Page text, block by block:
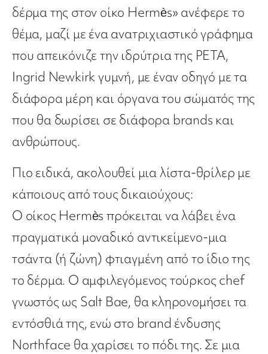
δέρμα της στον οίκο Hermès» ανέφερε το
θέμα, μαζί με ένα ανατριχιαστικό γράφημα
που απεικόνιζε την ιδρύτρια της PETA,
Ingrid Newkirk γυμνή, με έναν οδηγό με τα
διάφορα μέρη και όργανα του σώματός της
που θα δωρίσει σε διάφορα brands και
ανθρώπους.
Πιο ειδικά, ακολουθεί μια λίστα-θρίλερ με
κάποιους από τους δικαιούχους:
Ο οίκος Hermès πρόκειται να λάβει ένα
πραγματικά μοναδικό αντικείμενο-μια
τσάντα (ή ζώνη) φτιαγμένη από το ίδιο της
το δέρμα. Ο αμφιλεγόμενος τούρκος chef
γνωστός ως Salt Bae, θα κληρονομήσει τα
εντόσθιά της, ενώ στο brand ένδυσης
Northface θα χαρίσει το πόδι της. Σε μια